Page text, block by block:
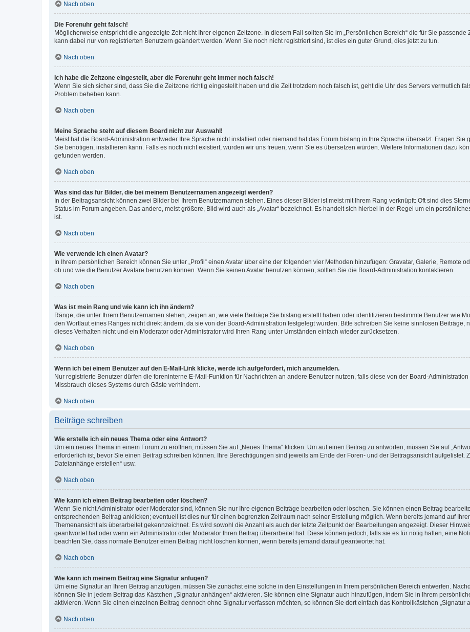
Nach oben
Die Forenuhr geht falsch!
Möglicherweise entspricht die angezeigte Zeit nicht Ihrer eigenen Zeitzone. In diesem Fall sollten Sie im „Persönlichen Bereich“ die für Sie
kann dabei nur von registrierten Benutzern geändert werden. Wenn Sie noch nicht registriert sind, ist dies ein guter Grund, dies jetzt zu tun.
Nach oben
Ich habe die Zeitzone eingestellt, aber die Forenuhr geht immer noch falsch!
Wenn Sie sich sicher sind, dass Sie die Zeitzone richtig eingestellt haben und die Zeit trotzdem noch falsch ist, geht die Uhr des Servers vermutlich
Problem beheben kann.
Nach oben
Meine Sprache steht auf diesem Board nicht zur Auswahl!
Meist hat die Board-Administration entweder Ihre Sprache nicht installiert oder niemand hat das Forum bislang in Ihre Sprache übersetzt. Fragen Sie
Sie benötigen, installieren kann. Falls es noch nicht existiert, würden wir uns freuen, wenn Sie es übersetzen würden. Weitere Informationen dazu
gefunden werden.
Nach oben
Was sind das für Bilder, die bei meinem Benutzernamen angezeigt werden?
In der Beitragsansicht können zwei Bilder bei Ihrem Benutzernamen stehen. Eines dieser Bilder ist meist mit Ihrem Rang verknüpft: Oft sind dies
Status im Forum angeben. Das andere, meist größere, Bild wird auch als „Avatar“ bezeichnet. Es handelt sich hierbei in der Regel um ein
ist.
Nach oben
Wie verwende ich einen Avatar?
In Ihrem persönlichen Bereich können Sie unter „Profil“ einen Avatar über eine der folgenden vier Methoden hinzufügen: Gravatar, Galerie, Remote
ob und wie die Benutzer Avatare benutzen können. Wenn Sie keinen Avatar benutzen können, sollten Sie die Board-Administration kontaktieren.
Nach oben
Was ist mein Rang und wie kann ich ihn ändern?
Ränge, die unter Ihrem Benutzernamen stehen, zeigen an, wie viele Beiträge Sie bislang erstellt haben oder identifizieren bestimmte Benutzer wie
den Wortlaut eines Ranges nicht direkt ändern, da sie von der Board-Administration festgelegt wurden. Bitte schreiben Sie keine sinnlosen
dieses Verhalten nicht und ein Moderator oder Administrator wird Ihren Rang unter Umständen einfach wieder zurücksetzen.
Nach oben
Wenn ich bei einem Benutzer auf den E-Mail-Link klicke, werde ich aufgefordert, mich anzumelden.
Nur registrierte Benutzer dürfen die foreninterne E-Mail-Funktion für Nachrichten an andere Benutzer nutzen, falls diese von der Board-
Missbrauch dieses Systems durch Gäste verhindern.
Nach oben
Beiträge schreiben
Wie erstelle ich ein neues Thema oder eine Antwort?
Um ein neues Thema in einem Forum zu eröffnen, müssen Sie auf „Neues Thema“ klicken. Um auf einen Beitrag zu antworten, müssen Sie auf
erforderlich ist, bevor Sie einen Beitrag schreiben können. Ihre Berechtigungen sind jeweils am Ende der Foren- und der Beitragsansicht aufgelistet.
Dateianhänge erstellen“ usw.
Nach oben
Wie kann ich einen Beitrag bearbeiten oder löschen?
Wenn Sie nicht Administrator oder Moderator sind, können Sie nur Ihre eigenen Beiträge bearbeiten oder löschen. Sie können einen Beitrag
entsprechenden Beitrag anklicken; eventuell ist dies nur für einen begrenzten Zeitraum nach seiner Erstellung möglich. Wenn bereits jemand auf
Themenansicht als überarbeitet gekennzeichnet. Es wird sowohl die Anzahl als auch der letzte Zeitpunkt der Bearbeitungen angezeigt. Dieser
geantwortet hat oder wenn ein Administrator oder Moderator Ihren Beitrag überarbeitet hat. Diese können jedoch, falls sie es für nötig halten, eine
beachten Sie, dass normale Benutzer einen Beitrag nicht löschen können, wenn bereits jemand darauf geantwortet hat.
Nach oben
Wie kann ich meinem Beitrag eine Signatur anfügen?
Um eine Signatur an Ihren Beitrag anzufügen, müssen Sie zunächst eine solche in den Einstellungen in Ihrem persönlichen Bereich entwerfen.
können Sie in jedem Beitrag das Kästchen „Signatur anhängen“ aktivieren. Sie können eine Signatur auch hinzufügen, indem Sie in Ihrem
aktivieren. Wenn Sie einen einzelnen Beitrag dennoch ohne Signatur verfassen möchten, so können Sie dort einfach das Kontrollkästchen „Signatur
Nach oben